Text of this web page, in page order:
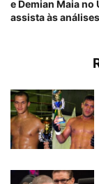
e Demian Maia no
assista às análises